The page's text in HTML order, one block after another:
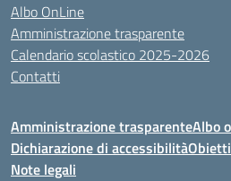
Albo OnLine
Amministrazione trasparente
Calendario scolastico 2025-2026
Contatti
Amministrazione trasparenteAlbo
Dichiarazione di accessibilità
Note legali